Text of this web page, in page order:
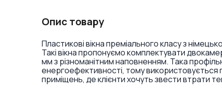
Опис товару
Пластикові вікна преміального класу з
Такі вікна пропонуємо комплектувати
мм з різноманітним наповненням. Така
енергоефективності, тому використовується
приміщень, де клієнти хочуть звести втрати